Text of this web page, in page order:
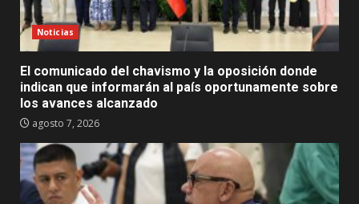
Noticias
El comunicado del chavismo y la oposición donde
indican que informarán al país oportunamente sobre
los avances alcanzado
agosto 7, 2026